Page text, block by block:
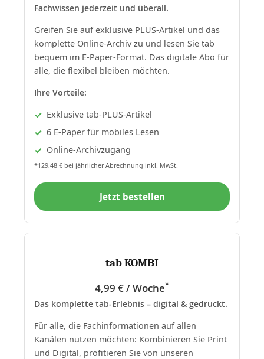
Fachwissen jederzeit und überall.
Greifen Sie auf exklusive PLUS-Artikel und das
komplette Online-Archiv zu und lesen Sie tab
bequem im E-Paper-Format. Das digitale Abo für
alle, die flexibel bleiben möchten.
Ihre Vorteile:
Exklusive tab-PLUS-Artikel
6 E-Paper für mobiles Lesen
Online-Archivzugang
*129,48 € bei jährlicher Abrechnung inkl. MwSt.
Jetzt bestellen
tab KOMBI
4,99 € / Woche*
Das komplette tab-Erlebnis – digital & gedruckt.
Für alle, die Fachinformationen auf allen
Kanälen nutzen möchten: Kombinieren Sie Print
und Digital, profitieren Sie von unseren